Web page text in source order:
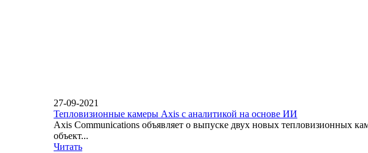
27-09-2021
Тепловизионные камеры Axis с аналитикой на основе ИИ
Axis Communications объявляет о выпуске двух новых тепловизионных
объект...
Читать